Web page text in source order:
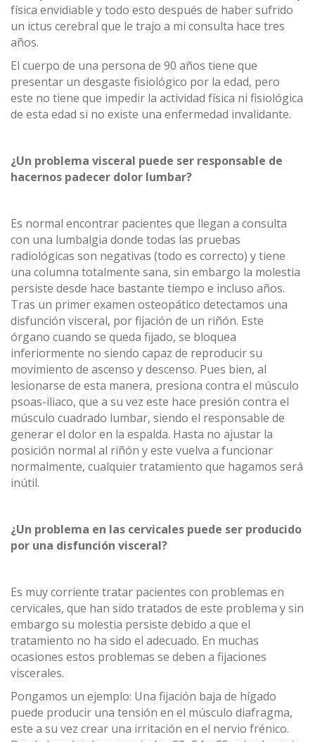
física envidiable y todo esto después de haber sufrido
un ictus cerebral que le trajo a mi consulta hace tres
años.
El cuerpo de una persona de 90 años tiene que
presentar un desgaste fisiológico por la edad, pero
este no tiene que impedir la actividad física ni fisiológica
de esta edad si no existe una enfermedad invalidante.
¿Un problema visceral puede ser responsable de
hacernos padecer dolor lumbar?
Es normal encontrar pacientes que llegan a consulta
con una lumbalgia donde todas las pruebas
radiológicas son negativas (todo es correcto) y tiene
una columna totalmente sana, sin embargo la molestia
persiste desde hace bastante tiempo e incluso años.
Tras un primer examen osteopático detectamos una
disfunción visceral, por fijación de un riñón. Este
órgano cuando se queda fijado, se bloquea
inferiormente no siendo capaz de reproducir su
movimiento de ascenso y descenso. Pues bien, al
lesionarse de esta manera, presiona contra el músculo
psoas-iliaco, que a su vez este hace presión contra el
músculo cuadrado lumbar, siendo el responsable de
generar el dolor en la espalda. Hasta no ajustar la
posición normal al riñón y este vuelva a funcionar
normalmente, cualquier tratamiento que hagamos será
inútil.
¿Un problema en las cervicales puede ser producido
por una disfunción visceral?
Es muy corriente tratar pacientes con problemas en
cervicales, que han sido tratados de este problema y sin
embargo su molestia persiste debido a que el
tratamiento no ha sido el adecuado. En muchas
ocasiones estos problemas se deben a fijaciones
viscerales.
Pongamos un ejemplo: Una fijación baja de hígado
puede producir una tensión en el músculo diafragma,
este a su vez crear una irritación en el nervio frénico.